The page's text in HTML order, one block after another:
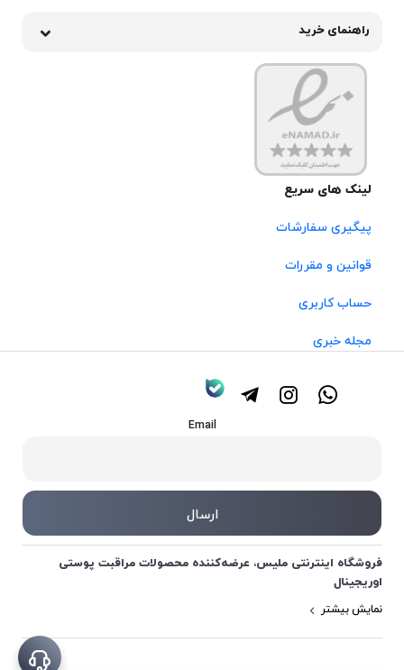
راهنمای خرید
لینک های سریع
پیگیری سفارشات
قوانین و مقررات
حساب کاربری
مجله خبری
Email
فروشگاه اینترنتی ملیس، عرضه‌کننده محصولات مراقبت پوستی
اوریجینال
نمایش بیشتر